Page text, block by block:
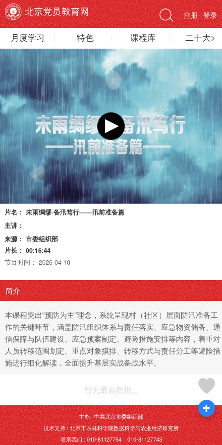
登录
注册
月度学习 特色 课程库 二十大>
片名： 未雨绸缪·备汛笃行——汛前准备篇
主讲：
来源： 市委组织部
片长： 00:16:44
节目时间： 2026-04-10
简介
本课程突出“预防为主”理念，系统呈现村（社区）层面防汛准备工
作的关键环节，涵盖防汛组织体系与责任落实、应急物资储备、通
信保障与队伍建设、应急预案制定、避险措施安排等内容，着重对
人员转移范围划定、重点对象摸排、转移方式与责任分工等避险措
施进行细化解读，全面提升基层实战备战水平。
暂无最新数据...
主办 : 中共北京市委组织部
技术支持 : 北京市农林科学院数据科学与农业经济研究所
联系我们 : 010-81127754 010-81127743